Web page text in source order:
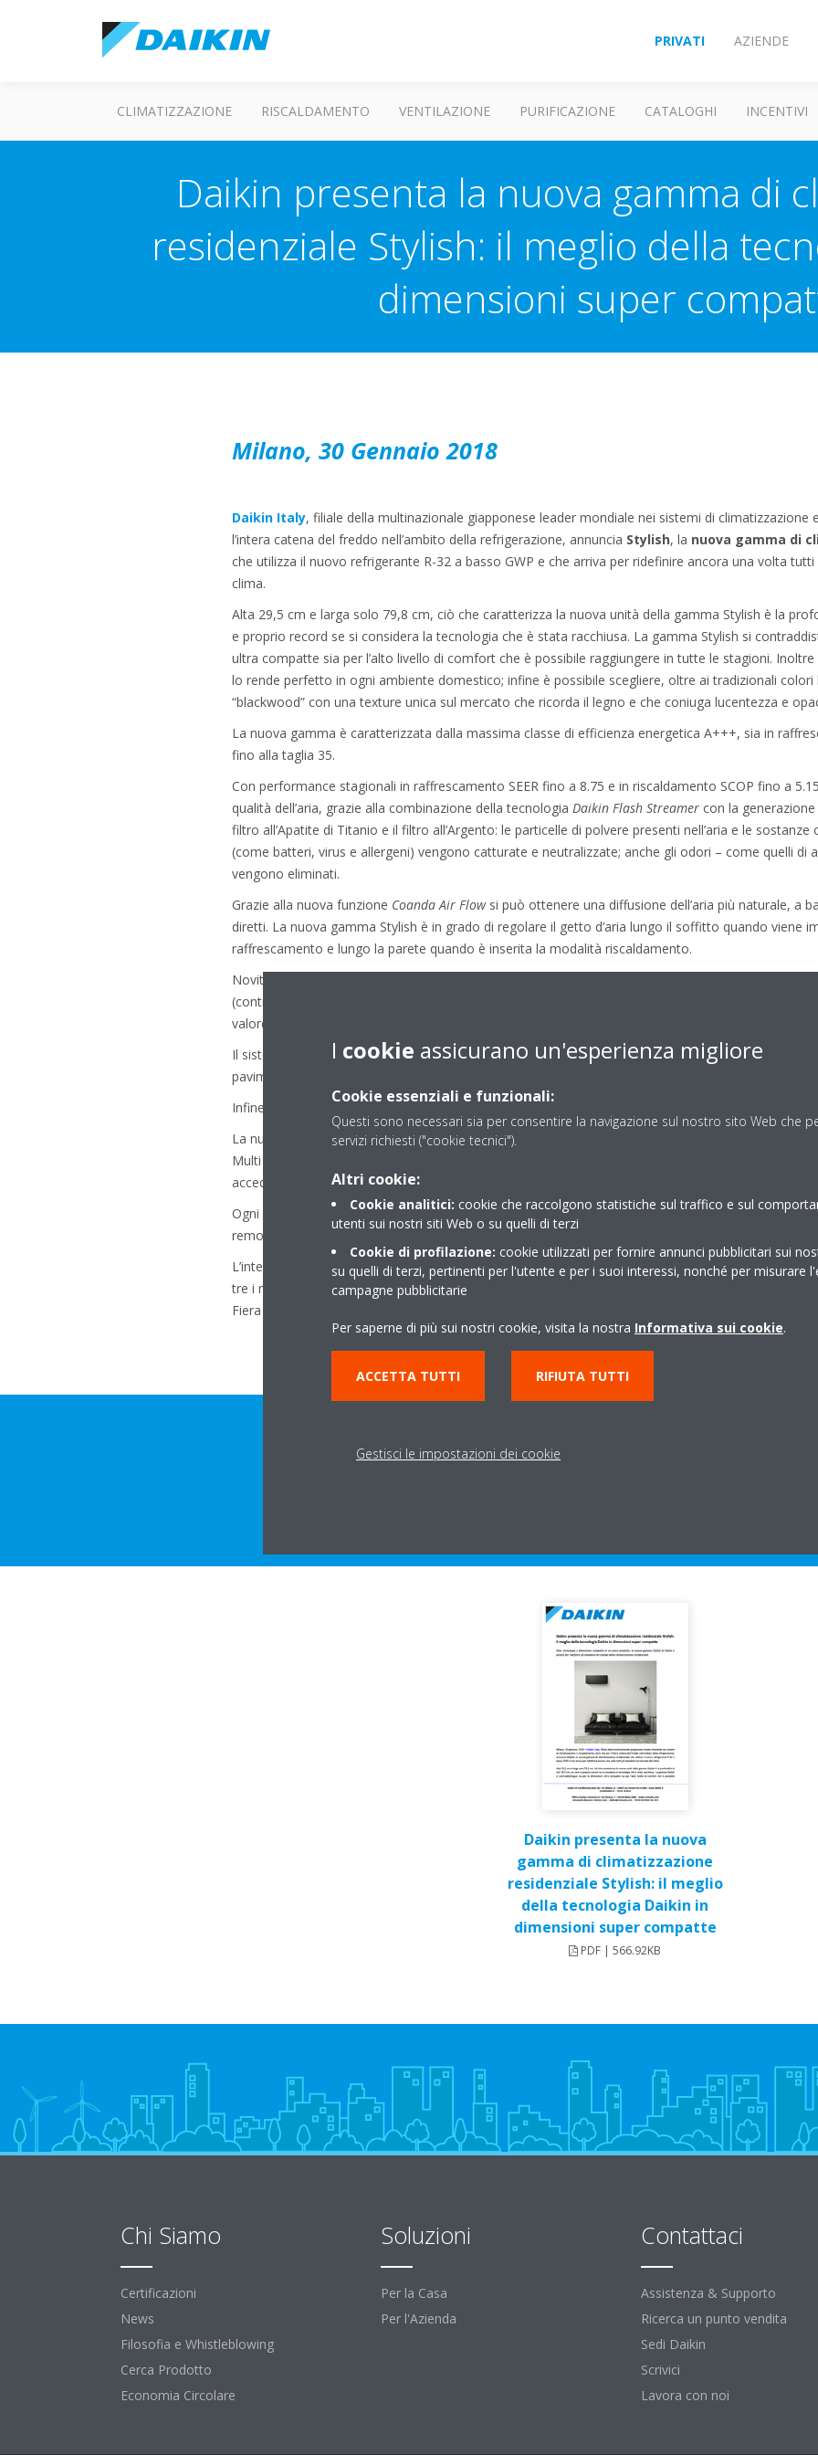
PRIVATI AZIENDE
CLIMATIZZAZIONE RISCALDAMENTO VENTILAZIONE PURIFICAZIONE CATALOGHI INCENTIVI
Daikin presenta la nuova gamma di
residenziale Stylish: il meglio della
dimensioni super
Milano, 30 Gennaio 2018
Daikin Italy, filiale della multinazionale giapponese leader mondiale nei sistemi di climatizzazione
l’intera catena del freddo nell’ambito della refrigerazione, annuncia Stylish, la nuova gamma di
che utilizza il nuovo refrigerante R-32 a basso GWP e che arriva per ridefinire ancora una volta
clima.
Alta 29,5 cm e larga solo 79,8 cm, ciò che caratterizza la nuova unità della gamma Stylish è la
e proprio record se si considera la tecnologia che è stata racchiusa. La gamma Stylish si
ultra compatte sia per l’alto livello di comfort che è possibile raggiungere in tutte le stagioni.
lo rende perfetto in ogni ambiente domestico; infine è possibile scegliere, oltre ai tradizionali
“blackwood” con una texture unica sul mercato che ricorda il legno e che coniuga lucentezza e
La nuova gamma è caratterizzata dalla massima classe di efficienza energetica A+++, sia in
fino alla taglia 35.
Con performance stagionali in raffrescamento SEER fino a 8.75 e in riscaldamento SCOP fino a
qualità dell’aria, grazie alla combinazione della tecnologia Daikin Flash Streamercon la
filtro all’Apatite di Titanio e il filtro all’Argento: le particelle di polvere presenti nell’aria e le
(come batteri, virus e allergeni) vengono catturate e neutralizzate; anche gli odori – come quelli di
vengono eliminati.
Grazie alla nuova funzione Coanda Air Flowsi può ottenere una diffusione dell’aria più naturale, a
diretti. La nuova gamma Stylish è in grado di regolare il getto d’aria lungo il soffitto quando viene
raffrescamento e lungo la parete quando è inserita la modalità riscaldamento.
Novità della nuova gamma di Daikin è il sensore di umidità che consente di mantenere alto il
(controllabile fino a 0,5°C) sia in umidità, adattando il funzionamento del ventilatore e dello
valore rilevato nell’ambiente.
Il sistema
Grid Air Sensorottimizza l’azione del climatizzatore rilevando la presenza di persone e la
pavimento che delle pareti per indirizzare al meglio il flusso d’aria.
Infine, la gamma Stylish si contraddistingue anche per essere silenziosa, grazie ai suoi 19 dBA.
La nuova gamma Stylish è disponibile sia nella versione Monosplit che Multi in cinque taglie (20,
Multi è inoltre disponibile la nuova taglia da 15 perfetta per la camera da letto. Tutte le taglie
accedere ai piani di incentivazione 65% e Conto Termico.
Ogni unità dispone di un adattatore Wi-Fi integrato (SD Card) pronto all’uso che permette la
remoto, oltre che il monitoraggio dei consumi, direttamente dall’applicazione Daikin
L’intera gamma è stata presentata ufficialmente al mercato europeo professionale lo scorso 25
tre i modelli saranno esposti a MCE 2018 nello stand Daikin – padiglione 13 stand N17/19-R29 –
Fiera Milano Rho.
Daikin presenta la nuova
gamma di climatizzazione
residenziale Stylish: il meglio
della tecnologia Daikin in
dimensioni super compatte
PDF | 566.92KB
Chi Siamo
Certificazioni
News
Filosofia e Whistleblowing
Cerca Prodotto
Economia Circolare
Soluzioni
Per la Casa
Per l'Azienda
Contattaci
Assistenza & Supporto
Ricerca un punto vendita
Sedi Daikin
Scrivici
Lavora con noi
I cookie assicurano un'esperienza migliore
Cookie essenziali e funzionali:
Questi sono necessari sia per consentire la navigazione sul nostro sito Web che
servizi richiesti ("cookie tecnici").
Altri cookie:
Cookie analitici: cookie che raccolgono statistiche sul traffico e sul
utenti sui nostri siti Web o su quelli di terzi
Cookie di profilazione: cookie utilizzati per fornire annunci pubblicitari sui
su quelli di terzi, pertinenti per l'utente e per i suoi interessi, nonché per misurare
campagne pubblicitarie
Per saperne di più sui nostri cookie, visita la nostra Informativa sui cookie.
ACCETTA TUTTI RIFIUTA TUTTI
Gestisci le impostazioni dei cookie